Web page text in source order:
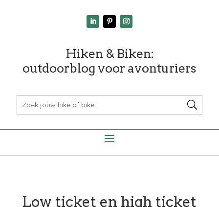
Hiken & Biken:
outdoorblog voor avonturiers
Low ticket en high ticket